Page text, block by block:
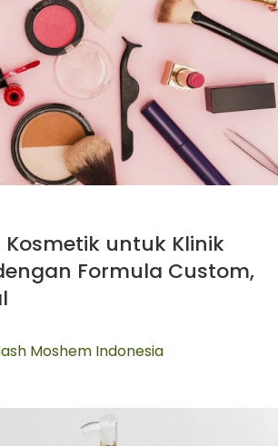
untuk Klinik
Formula Custom,
Moshem Indonesia